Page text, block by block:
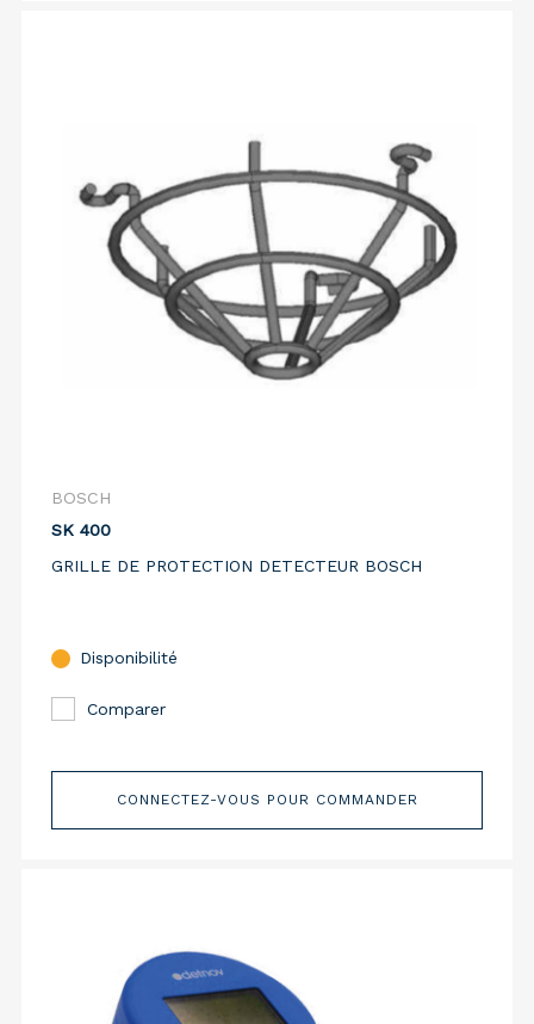
BOSCH
SK 400
GRILLE DE PROTECTION DETECTEUR BOSCH
Disponibilité
Comparer
CONNECTEZ-VOUS POUR COMMANDER